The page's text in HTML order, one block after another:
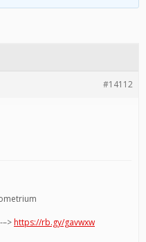
#14112
https://rb.gy/gavwxw